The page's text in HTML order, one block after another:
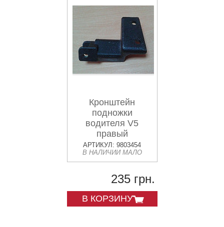
Кронштейн
подножки
водителя V5
правый
АРТИКУЛ: 9803454
В НАЛИЧИИ МАЛО
235 грн.
В КОРЗИНУ